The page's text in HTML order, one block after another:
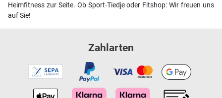
Heimfitness zur Seite. Ob Sport-Tiedje oder Fitshop: Wir freuen uns
auf Sie!
Zahlarten